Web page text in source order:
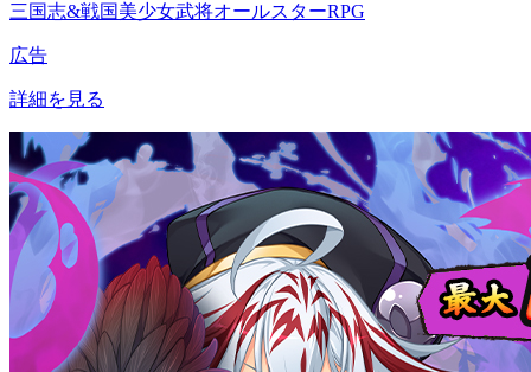
三国志&戦国美少女武将オールスターRPG
広告
詳細を見る